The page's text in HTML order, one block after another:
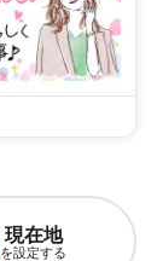
現在地
を設定する